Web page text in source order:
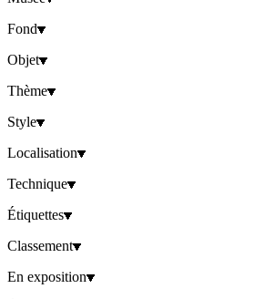
Fond
Objet
Thème
Style
Localisation
Technique
Étiquettes
Classement
En exposition